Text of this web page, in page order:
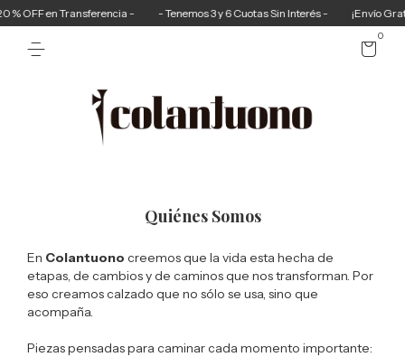
OFF en Transferencia - - Tenemos 3 y 6 Cuotas Sin Interés - ¡Envío
0
Quiénes Somos
En Colantuono creemos que la vida esta hecha de
etapas, de cambios y de caminos que nos transforman. Por
eso creamos calzado que no sólo se usa, sino que
acompaña.
Piezas pensadas para caminar cada momento importante: